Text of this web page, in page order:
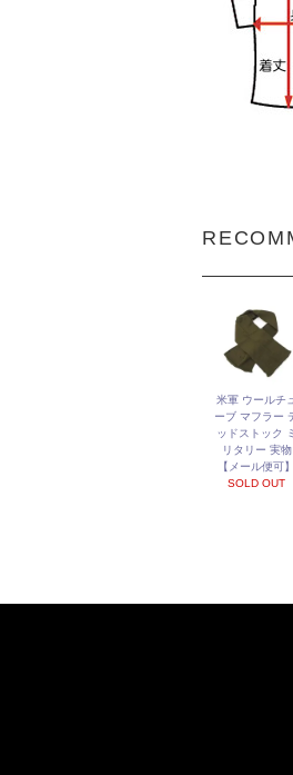
米軍 ウールチ
ーブ マフラー
ッドストック ミ
リタリー 実物
【メール便可】
SOLD OUT